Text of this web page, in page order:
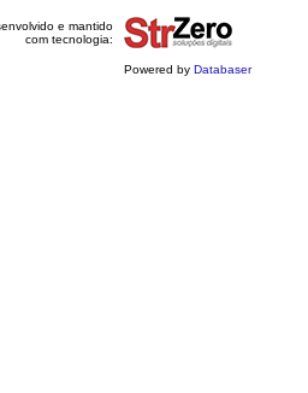
e mantido
com tecnologia:
Powered by Databaser